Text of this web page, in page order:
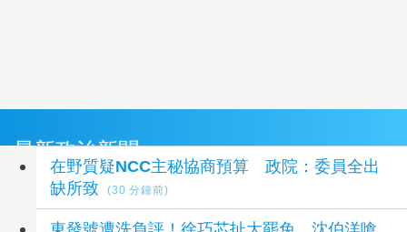
最新政治新聞
在野質疑NCC主秘協商預算 政院：委員全出
缺所致
(30 分鐘前)